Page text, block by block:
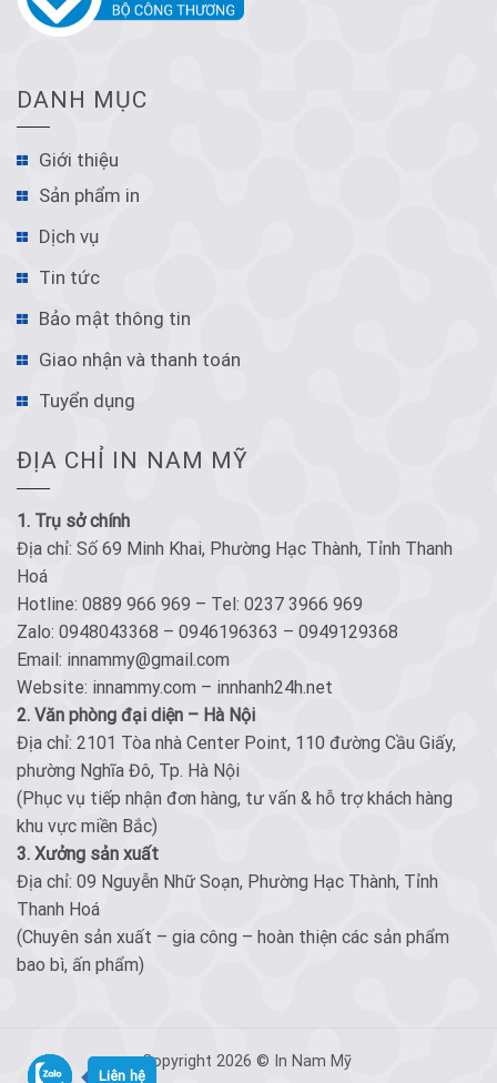
DANH MỤC
Giới thiệu
Sản phẩm in
Dịch vụ
Tin tức
Bảo mật thông tin
Giao nhận và thanh toán
Tuyển dụng
ĐỊA CHỈ IN NAM MỸ
1. Trụ sở chính
Địa chỉ: Số 69 Minh Khai, Phường Hạc Thành, Tỉnh Thanh
Hoá
Hotline: 0889 966 969 – Tel: 0237 3966 969
Zalo: 0948043368 – 0946196363 – 0949129368
Email: innammy@gmail.com
Website: innammy.com – innhanh24h.net
2. Văn phòng đại diện – Hà Nội
Địa chỉ: 2101 Tòa nhà Center Point, 110 đường Cầu Giấy,
phường Nghĩa Đô, Tp. Hà Nội
(Phục vụ tiếp nhận đơn hàng, tư vấn & hỗ trợ khách hàng
khu vực miền Bắc)
3. Xưởng sản xuất
Địa chỉ: 09 Nguyễn Nhữ Soạn, Phường Hạc Thành, Tỉnh
Thanh Hoá
(Chuyên sản xuất – gia công – hoàn thiện các sản phẩm
bao bì, ấn phẩm)
Copyright 2026 © In Nam Mỹ
Liên hệ